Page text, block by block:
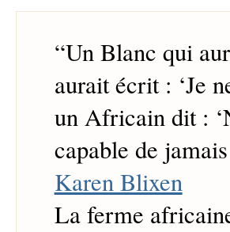
“Un Blanc qui
aurait écrit : ‘Je
un Africain dit :
capable de
Karen Blixen
La ferme